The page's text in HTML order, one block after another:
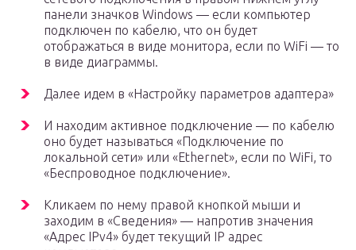
панели значков Windows — если компьютер
подключен по кабелю, что он будет
отображаться в виде монитора, если по WiFi — то
в виде диаграммы.
Далее идем в «Настройку параметров адаптера»
И находим активное подключение — по кабелю
оно будет называться «Подключение по
локальной сети» или «Ethernet», если по WiFi, то
«Беспроводное подключение».
Кликаем по нему правой кнопкой мыши и
заходим в «Сведения» — напротив значения
«Адрес IPv4» будет текущий IP адрес